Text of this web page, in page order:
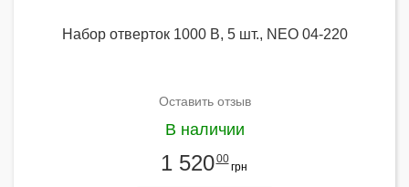
Набор отверток 1000 В, 5 шт., NEO 04-220
Оставить отзыв
В наличии
1 52000
грн